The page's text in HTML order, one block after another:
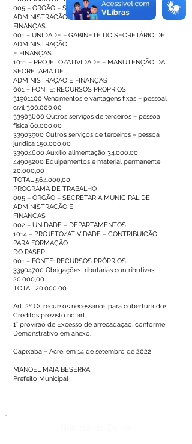
005 – ÓRGÃO – SECRETARIA MUNICIPAL DE
ADMINISTRAÇÃO E
FINANÇAS
001 – UNIDADE – GABINETE DO SECRETÁRIO DE
ADMINISTRAÇÃO
E FINANÇAS
1011 – PROJETO/ATIVIDADE – MANUTENÇÃO DA
SECRETARIA DE
ADMINISTRAÇÃO E FINANÇAS
001 – FONTE: RECURSOS PRÓPRIOS
31901100 Vencimentos e vantagens fixas – pessoal
civil 300.000,00
33903600 Outros serviços de terceiros – pessoa
física 60.000,00
33903900 Outros serviços de terceiros – pessoa
jurídica 150.000,00
33904600 Auxílio alimentação 34.000,00
44905200 Equipamentos e material permanente
20.000,00
TOTAL 564.000,00
PROGRAMA DE TRABALHO
005 – ÓRGÃO – SECRETARIA MUNICIPAL DE
ADMINISTRAÇÃO E
FINANÇAS
002 – UNIDADE – DEPARTAMENTOS
1014 – PROJETO/ATIVIDADE – CONTRIBUIÇÃO
PARA FORMAÇÃO
DO PASEP
001 – FONTE: RECURSOS PRÓPRIOS
33904700 Obrigações tributárias contributivas
20.000,00
TOTAL 20.000,00
Art. 2º Os recursos necessários para cobertura dos
Créditos previsto no art.
1° provirão de Excesso de arrecadação, conforme
Demonstrativo em anexo.
Capixaba – Acre, em 14 de setembro de 2022
MANOEL MAIA BESERRA
Prefeito Municipal